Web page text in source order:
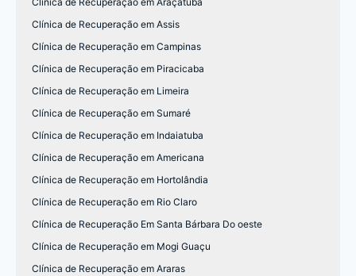
Clínica de Recuperação em Assis
Clínica de Recuperação em Campinas
Clínica de Recuperação em Piracicaba
Clínica de Recuperação em Limeira
Clínica de Recuperação em Sumaré
Clínica de Recuperação em Indaiatuba
Clínica de Recuperação em Americana
Clínica de Recuperação em Hortolândia
Clínica de Recuperação em Rio Claro
Clínica de Recuperação Em Santa Bárbara Do oeste
Clínica de Recuperação em Mogi Guaçu
Clínica de Recuperação em Araras